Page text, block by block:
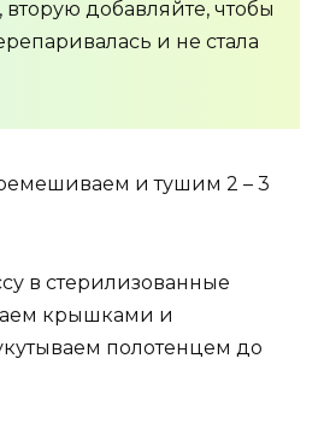
вторую добавляйте, чтобы
и не стала
и тушим 2 – 3
в стерилизованные
крышками и
полотенцем до